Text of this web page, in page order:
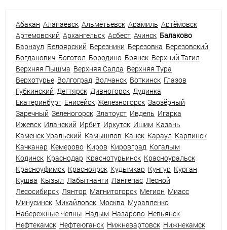
Абакан Алапаевск Альметьевск Арамиль Артёмовск
Артемовский Архангельск Асбест Ачинск Балаково
Барнаул Белоярский Березники Березовка Березовский
Богданович Боготол Бородино Брянск Верхний Тагил
Верхняя Пышма Верхняя Салда Верхняя Тура
Верхотурье Волгоград Волчанск Воткинск Глазов
Губкинский Дегтярск Дивногорск Дудинка
Екатеринбург Енисейск Железногорск Заозёрный
Заречный Зеленогорск Златоуст Ивдель Игарка
Ижевск Иланский Ирбит Иркутск Ишим Казань
Каменск-Уральский Камышлов Канск Караул Карпинск
Качканар Кемерово Киров Кировград Когалым
Кодинск Краснодар Краснотурьинск Красноуральск
Красноуфимск Красноярск Кудымкар Кунгур Курган
Кушва Кызыл Лабытнанги Лангепас Лесной
Лесосибирск Лянтор Магнитогорск Мегион Миасс
Минусинск Михайловск Москва Муравленко
Набережные Челны Надым Назарово Невьянск
Нефтекамск Нефтеюганск Нижневартовск Нижнекамск